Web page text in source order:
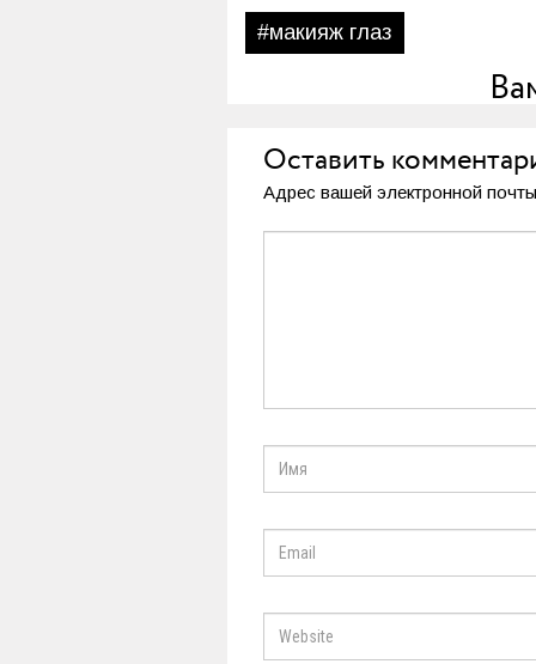
#макияж глаз
Оставить
Адрес вашей электронной